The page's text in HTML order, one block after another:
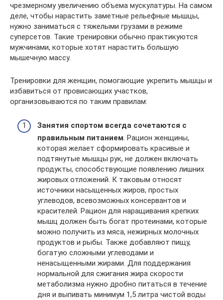
чрезмерному увеличению объема мускулатуры. На самом
деле, чтобы нарастить заметные рельефные мышцы,
нужно заниматься с тяжелыми грузами в режиме
суперсетов. Такие тренировки обычно практикуются
мужчинами, которые хотят нарастить большую
мышечную массу.
Тренировки для женщин, помогающие укрепить мышцы и
избавиться от провисающих участков,
организовываются по таким правилам:
Занятия спортом всегда сочетаются с
правильным питанием. Рацион женщины,
которая желает сформировать красивые и
подтянутые мышцы рук, не должен включать
продукты, способствующие появлению лишних
жировых отложений. К таковым относят
источники насыщенных жиров, простых
углеводов, всевозможных консервантов и
красителей. Рацион для наращивания крепких
мышц должен быть богат протеинами, которые
можно получить из мяса, нежирных молочных
продуктов и рыбы. Также добавляют пищу,
богатую сложными углеводами и
ненасыщенными жирами. Для поддержания
нормальной для сжигания жира скорости
метаболизма нужно дробно питаться в течение
дня и выпивать минимум 1,5 литра чистой воды